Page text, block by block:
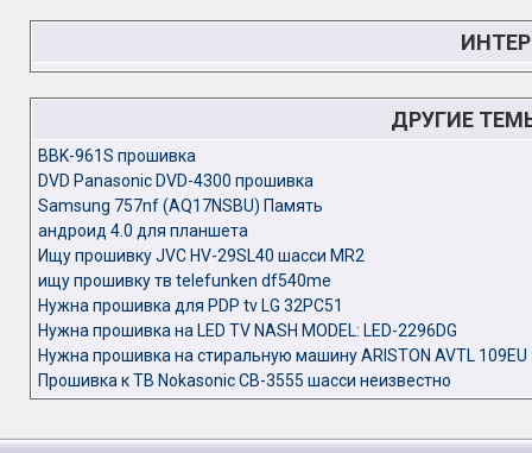
ДРУГИЕ
BBK-961S прошивка
DVD Panasonic DVD-4300 прошивка
Samsung 757nf (AQ17NSBU) Память
андроид 4.0 для планшета
Ищу прошивку JVC HV-29SL40 шасси MR2
ищу прошивку тв telefunken df540me
Нужна прошивка для PDP tv LG 32PC51
Нужна прошивка на LED TV NASH MODEL: LED-2296DG
Нужна прошивка на стиральную машину ARISTON AVTL 109EU
Прошивка к ТВ Nokasonic CB-3555 шасси неизвестно